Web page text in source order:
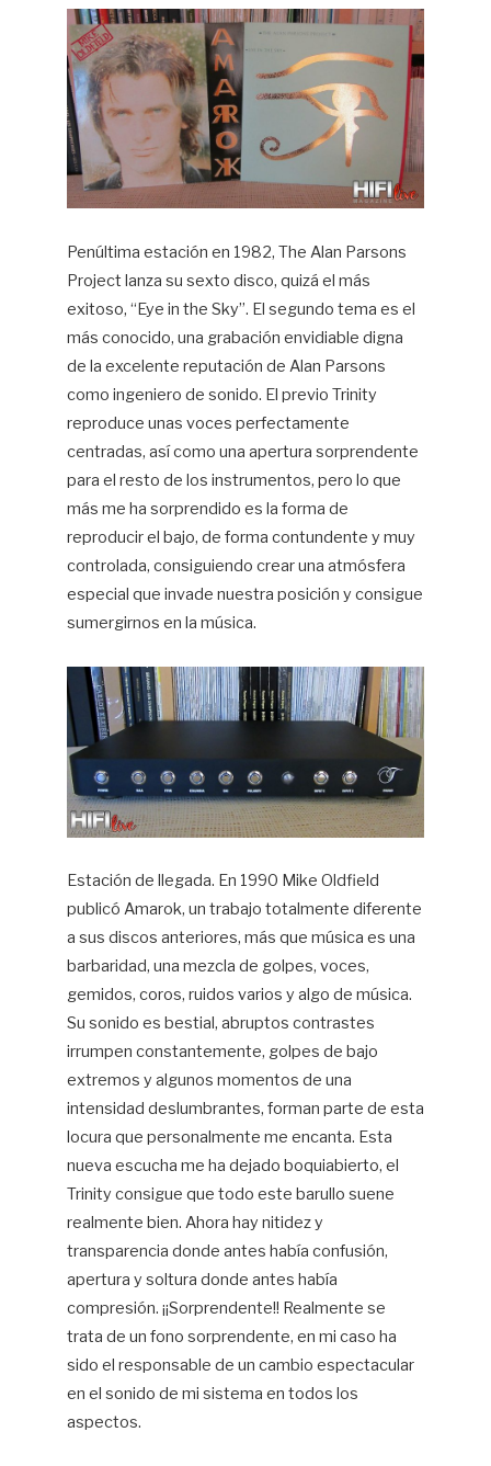
Penúltima estación en 1982, The Alan Parsons
Project lanza su sexto disco, quizá el más
exitoso, “Eye in the Sky”. El segundo tema es el
más conocido, una grabación envidiable digna
de la excelente reputación de Alan Parsons
como ingeniero de sonido. El previo Trinity
reproduce unas voces perfectamente
centradas, así como una apertura sorprendente
para el resto de los instrumentos, pero lo que
más me ha sorprendido es la forma de
reproducir el bajo, de forma contundente y muy
controlada, consiguiendo crear una atmósfera
especial que invade nuestra posición y consigue
sumergirnos en la música.
Estación de llegada. En 1990 Mike Oldfield
publicó Amarok, un trabajo totalmente diferente
a sus discos anteriores, más que música es una
barbaridad, una mezcla de golpes, voces,
gemidos, coros, ruidos varios y algo de música.
Su sonido es bestial, abruptos contrastes
irrumpen constantemente, golpes de bajo
extremos y algunos momentos de una
intensidad deslumbrantes, forman parte de esta
locura que personalmente me encanta. Esta
nueva escucha me ha dejado boquiabierto, el
Trinity consigue que todo este barullo suene
realmente bien. Ahora hay nitidez y
transparencia donde antes había confusión,
apertura y soltura donde antes había
compresión. ¡¡Sorprendente!! Realmente se
trata de un fono sorprendente, en mi caso ha
sido el responsable de un cambio espectacular
en el sonido de mi sistema en todos los
aspectos.